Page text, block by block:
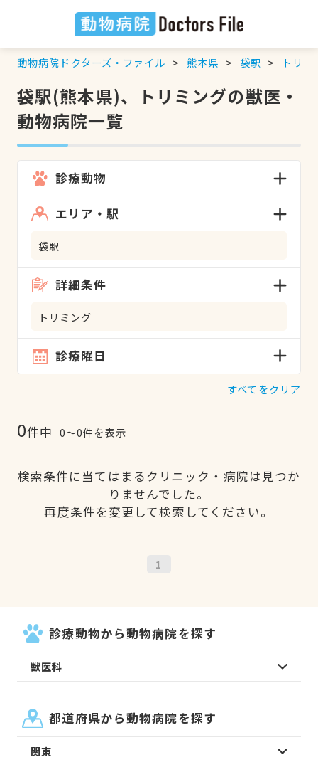
動物病院ドクターズ・ファイル 熊本県 袋駅 トリミ
袋駅(熊本県)、トリミングの獣医・
動物病院一覧
診療動物
エリア・駅
袋駅
詳細条件
トリミング
診療曜日
すべてをクリア
0件中 0〜0件を表示
検索条件に当てはまるクリニック・病院は見つか
りませんでした。
再度条件を変更して検索してください。
1
診療動物から動物病院を探す
獣医科
都道府県から動物病院を探す
関東